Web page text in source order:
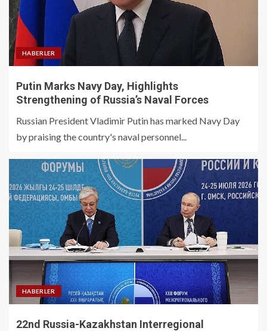
HABERLER
Putin Marks Navy Day, Highlights
Strengthening of Russia’s Naval Forces
Russian President Vladimir Putin has marked Navy Day
by praising the country's naval personnel...
HABERLER
22nd Russia-Kazakhstan Interregional